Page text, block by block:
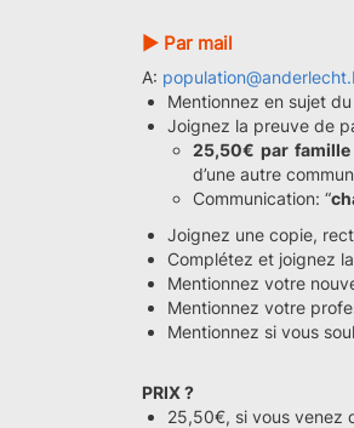
► Par mail
A:
Mentionnez en sujet
Joignez la preuve de
25,50€ par famille
d’une autre
Communication: “
Joignez une copie,
Complétez et joignez la
Mentionnez votre
Mentionnez votre
Mentionnez si vous
PRIX ?
25,50€, si vous venez